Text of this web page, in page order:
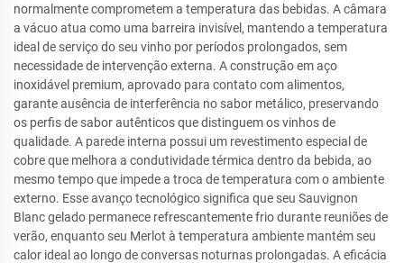
normalmente comprometem a temperatura das bebidas. A câmara
a vácuo atua como uma barreira invisível, mantendo a temperatura
ideal de serviço do seu vinho por períodos prolongados, sem
necessidade de intervenção externa. A construção em aço
inoxidável premium, aprovado para contato com alimentos,
garante ausência de interferência no sabor metálico, preservando
os perfis de sabor autênticos que distinguem os vinhos de
qualidade. A parede interna possui um revestimento especial de
cobre que melhora a condutividade térmica dentro da bebida, ao
mesmo tempo que impede a troca de temperatura com o ambiente
externo. Esse avanço tecnológico significa que seu Sauvignon
Blanc gelado permanece refrescantemente frio durante reuniões de
verão, enquanto seu Merlot à temperatura ambiente mantém seu
calor ideal ao longo de conversas noturnas prolongadas. A eficácia